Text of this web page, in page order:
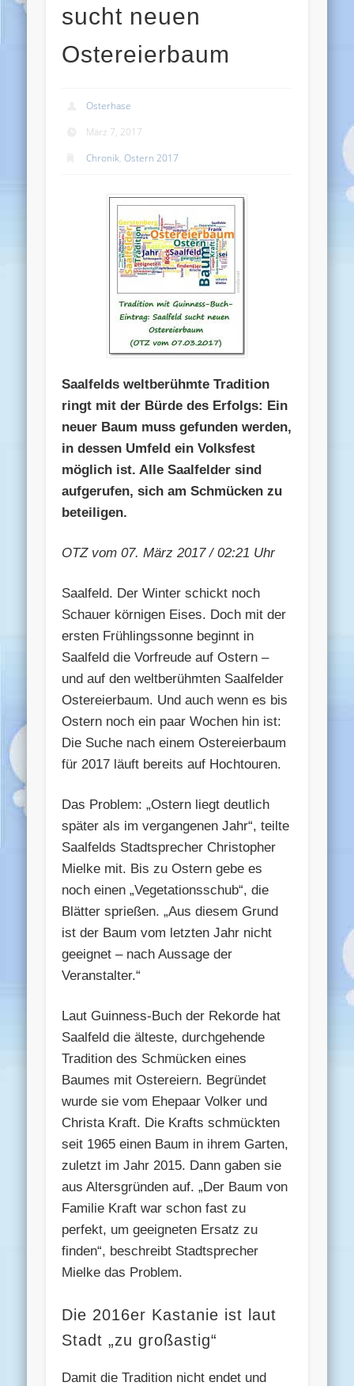
sucht neuen
Ostereierbaum
Osterhase
März 7, 2017
Chronik,Ostern 2017
Saalfelds weltberühmte Tradition
ringt mit der Bürde des Erfolgs: Ein
neuer Baum muss gefunden werden,
in dessen Umfeld ein Volksfest
möglich ist. Alle Saalfelder sind
aufgerufen, sich am Schmücken zu
beteiligen.
OTZ vom 07. März 2017 / 02:21 Uhr
Saalfeld. Der Winter schickt noch
Schauer körnigen Eises. Doch mit der
ersten Frühlingssonne beginnt in
Saalfeld die Vorfreude auf Ostern –
und auf den weltberühmten Saalfelder
Ostereierbaum. Und auch wenn es bis
Ostern noch ein paar Wochen hin ist:
Die Suche nach einem Ostereierbaum
für 2017 läuft bereits auf Hochtouren.
Das Problem: „Ostern liegt deutlich
später als im vergangenen Jahr“, teilte
Saalfelds Stadtsprecher Christopher
Mielke mit. Bis zu Ostern gebe es
noch einen „Vegetationsschub“, die
Blätter sprießen. „Aus diesem Grund
ist der Baum vom letzten Jahr nicht
geeignet – nach Aussage der
Veranstalter.“
Laut Guinness-Buch der Rekorde hat
Saalfeld die älteste, durchgehende
Tradition des Schmücken eines
Baumes mit Ostereiern. Begründet
wurde sie vom Ehepaar Volker und
Christa Kraft. Die Krafts schmückten
seit 1965 einen Baum in ihrem Garten,
zuletzt im Jahr 2015. Dann gaben sie
aus Altersgründen auf. „Der Baum von
Familie Kraft war schon fast zu
perfekt, um geeigneten Ersatz zu
finden“, beschreibt Stadtsprecher
Mielke das Problem.
Die 2016er Kastanie ist laut
Stadt „zu großastig“
Damit die Tradition nicht endet und